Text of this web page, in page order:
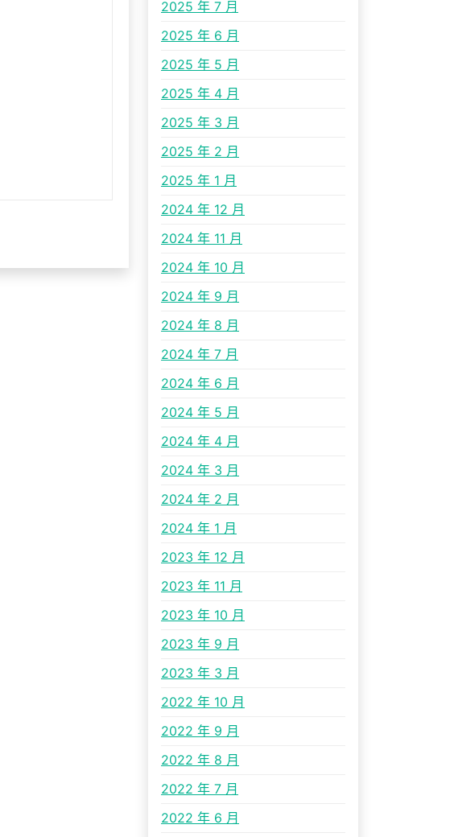
2025 年 7 月
2025 年 6 月
2025 年 5 月
2025 年 4 月
2025 年 3 月
2025 年 2 月
2025 年 1 月
2024 年 12 月
2024 年 11 月
2024 年 10 月
2024 年 9 月
2024 年 8 月
2024 年 7 月
2024 年 6 月
2024 年 5 月
2024 年 4 月
2024 年 3 月
2024 年 2 月
2024 年 1 月
2023 年 12 月
2023 年 11 月
2023 年 10 月
2023 年 9 月
2023 年 3 月
2022 年 10 月
2022 年 9 月
2022 年 8 月
2022 年 7 月
2022 年 6 月